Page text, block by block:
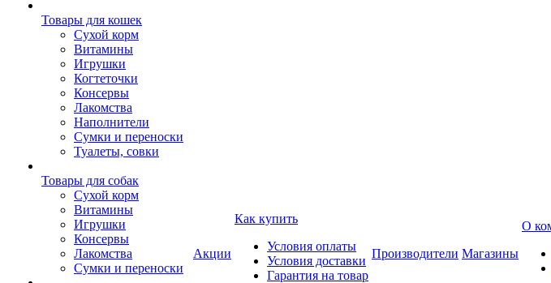
Товары для кошек
Cухой корм
Витамины
Игрушки
Когтеточки
Консервы
Лакомства
Наполнители
Сумки и переноски
Туалеты, совки
Товары для собак
Cухой корм
Витамины
Игрушки
Консервы
Лакомства
Сумки и переноски
Акции
Как купить
Условия оплаты
Условия доставки
Гарантия на товар
Производители Магазины
О